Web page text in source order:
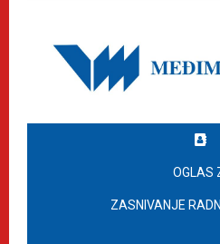
OGLAS
ZASNIVANJE